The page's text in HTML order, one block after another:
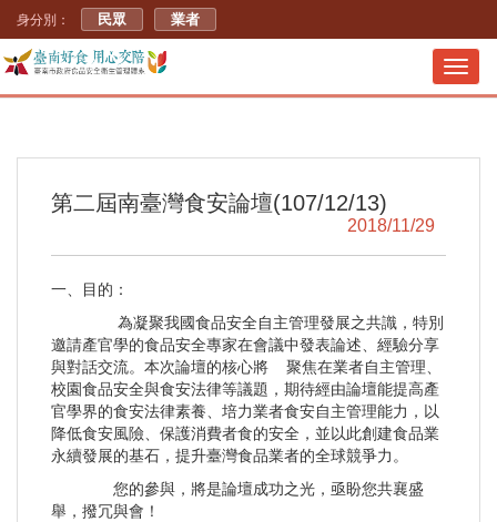
身分別： 民眾 業者
第二屆南臺灣食安論壇(107/12/13)
2018/11/29
一、目的：
為凝聚我國食品安全自主管理發展之共識，特別
邀請產官學的食品安全專家在會議中發表論述、經驗分享
與對話交流。本次論壇的核心將 聚焦在業者自主管理、
校園食品安全與食安法律等議題，期待經由論壇能提高產
官學界的食安法律素養、培力業者食安自主管理能力，以
降低食安風險、保護消費者食的安全，並以此創建食品業
永續發展的基石，提升臺灣食品業者的全球競爭力。
您的參與，將是論壇成功之光，亟盼您共襄盛
舉，撥冗與會！